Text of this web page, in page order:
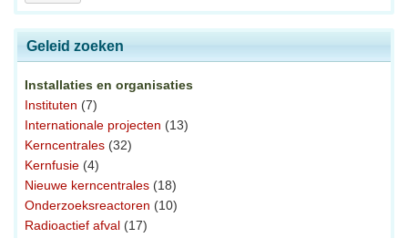
Geleid zoeken
Installaties en organisaties
Instituten (7)
Internationale projecten (13)
Kerncentrales (32)
Kernfusie (4)
Nieuwe kerncentrales (18)
Onderzoeksreactoren (10)
Radioactief afval (17)